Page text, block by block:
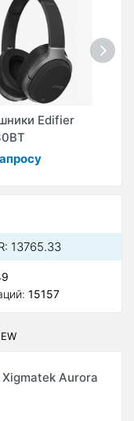
Edifier
13765.33
15157
Aurora